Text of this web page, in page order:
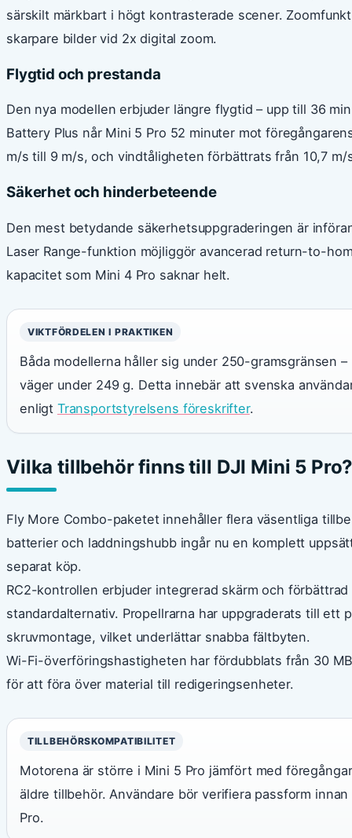
särskilt märkbart i högt kontrasterade scener.
skarpare bilder vid 2x digital zoom.
Flygtid och prestanda
Den nya modellen erbjuder längre flygtid – upp till 36
Battery Plus når Mini 5 Pro 52 minuter mot
m/s till 9 m/s, och vindtåligheten förbättrats från 10,7 m/
Säkerhet och hinderbeteende
Den mest betydande säkerhetsuppgraderingen är
Laser Range-funktion möjliggör avancerad return-to-
kapacitet som Mini 4 Pro saknar helt.
VIKTFÖRDELEN I PRAKTIKEN
Båda modellerna håller sig under 250-gramsgränsen
väger under 249 g. Detta innebär att svenska
enligt Transportstyrelsens föreskrifter.
Vilka tillbehör finns till DJI Mini 5
Fly More Combo-paketet innehåller flera väsentliga
batterier och laddningshubb ingår nu en komplett
separat köp.
RC2-kontrollen erbjuder integrerad skärm och
standardalternativ. Propellrarna har uppgraderats till
skruvmontage, vilket underlättar snabba fältbyten.
Wi-Fi-överföringshastigheten har fördubblats från 30
för att föra över material till redigeringsenheter.
TILLBEHÖRSKOMPATIBILITET
Motorena är större i Mini 5 Pro jämfört med
äldre tillbehör. Användare bör verifiera passform
Pro.